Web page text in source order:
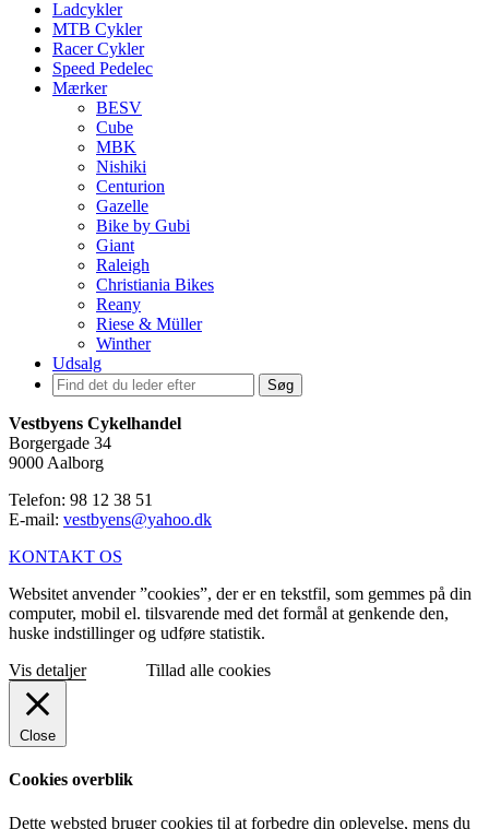
Ladcykler
MTB Cykler
Racer Cykler
Speed Pedelec
Mærker
BESV
Cube
MBK
Nishiki
Centurion
Gazelle
Bike by Gubi
Giant
Raleigh
Christiania Bikes
Reany
Riese & Müller
Winther
Udsalg
Søg
Vestbyens Cykelhandel
Borgergade 34
9000 Aalborg
Telefon: 98 12 38 51
E-mail: vestbyens@yahoo.dk
KONTAKT OS
Websitet anvender ”cookies”, der er en tekstfil, som gemmes på din
computer, mobil el. tilsvarende med det formål at genkende den,
huske indstillinger og udføre statistik.
Vis detaljer
Tillad alle cookies
Close
Cookies overblik
Dette websted bruger cookies til at forbedre din oplevelse, mens du